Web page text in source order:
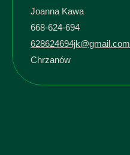
Joanna Kawa
668-624-694
628624694jk@gmail.com
Chrzanów